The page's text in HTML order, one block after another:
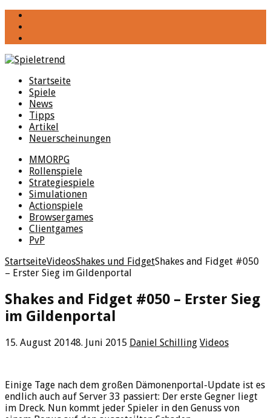
Startseite
Spiele
News
Tipps
Artikel
Neuerscheinungen
MMORPG
Rollenspiele
Strategiespiele
Simulationen
Actionspiele
Browsergames
Clientgames
PvP
StartseiteVideosShakes und FidgetShakes and Fidget #050
– Erster Sieg im Gildenportal
Shakes and Fidget #050 – Erster Sieg
im Gildenportal
15. August 20148. Juni 2015 Daniel Schilling Videos
Einige Tage nach dem großen Dämonenportal-Update ist es
endlich auch auf Server 33 passiert: Der erste Gegner liegt
im Dreck. Nun kommt jeder Spieler in den Genuss von